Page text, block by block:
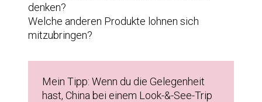
denken?
Welche anderen Produkte lohnen sich
mitzubringen?
Mein Tipp: Wenn du die Gelegenheit
hast, China bei einem Look-&-See-Trip